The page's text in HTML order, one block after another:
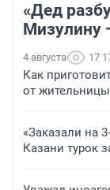
«Дед
Мизулину
4 августа 17
Как
от
«Заказали на
Казани турок